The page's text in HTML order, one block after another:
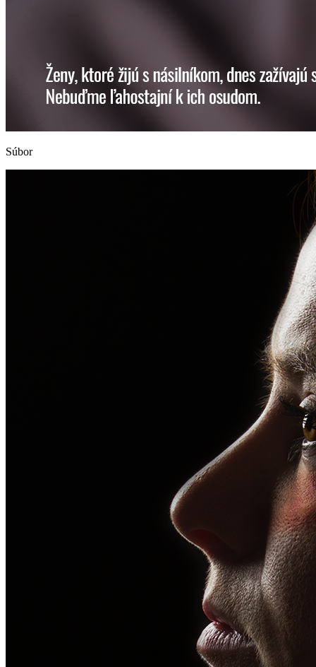
Súbor